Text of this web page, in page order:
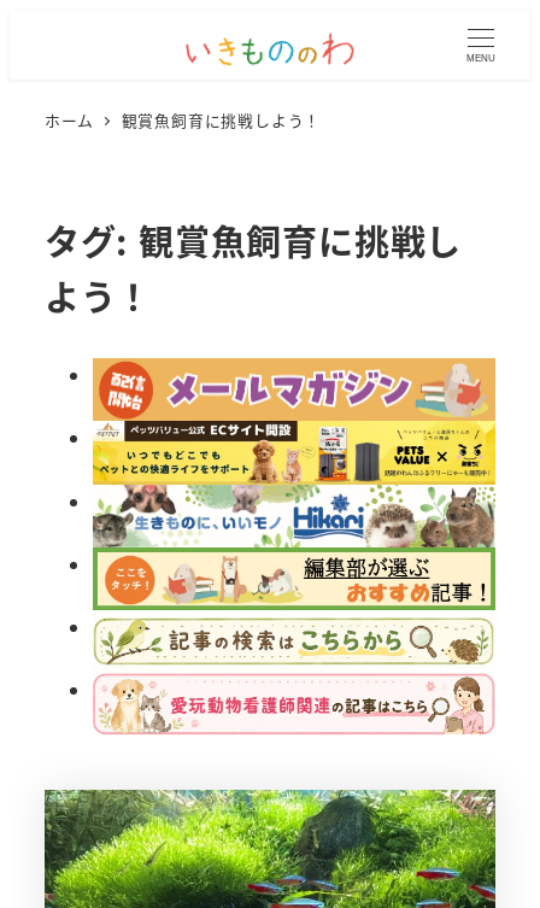
MENU
ホーム 観賞魚飼育に挑戦しよう！
タグ: 観賞魚飼育に挑戦し
よう！